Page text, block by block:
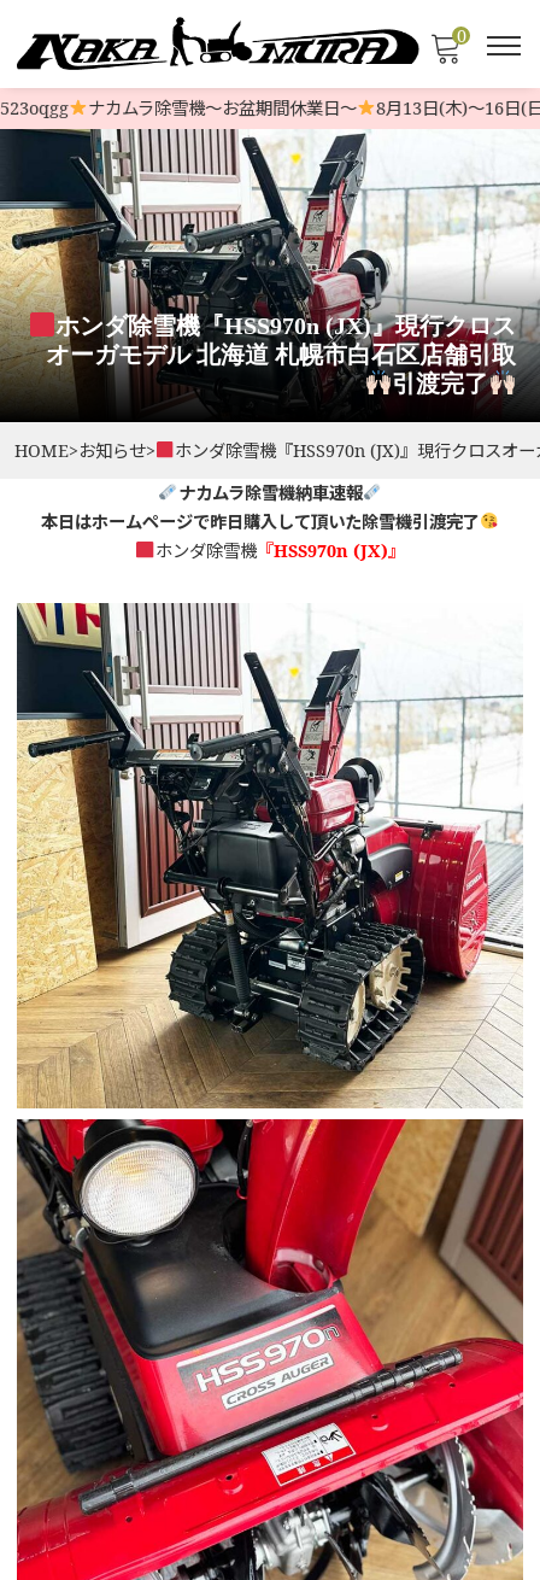
0
ナカムラ除雪機〜お盆期間休業日〜 8月13日(木)〜16日(日)
ホンダ除雪機『HSS970n (JX)』現行クロス
オーガモデル 北海道 札幌市白石区店舗引取
引渡完了
HOME>お知らせ>
ホンダ除雪機『HSS970n (JX)』現行クロスオ
ナカムラ除雪機納車速報
本日はホームページで昨日購入して頂いた除雪機引渡完了
ホンダ除雪機『HSS970n (JX)』